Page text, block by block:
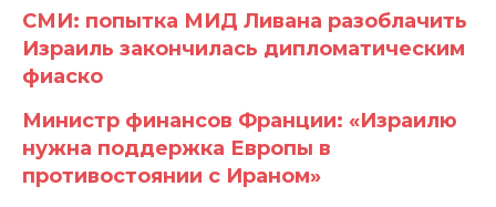
СМИ: попытка МИД Ливана разоблачить
Израиль закончилась дипломатическим
фиаско
Министр финансов Франции: «Израилю
нужна поддержка Европы в
противостоянии с Ираном»